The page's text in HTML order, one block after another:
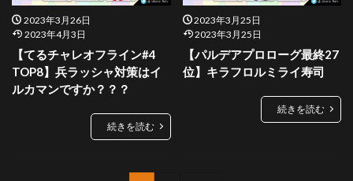
2023年3月26日
2023年4月3日
【てるチャレオフライン#4
TOP8】兵ラッシャ対策はイ
ルカマンですか？？？
続きを読む
2023年3月25日
2023年3月25日
【パルデアプロローグ最終27
位】キラフロルミライ寿司
続きを読む